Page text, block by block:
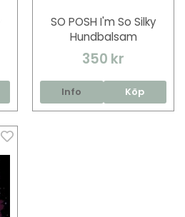
SO POSH I'm So Silky
Hundbalsam
350 kr
Info Köp